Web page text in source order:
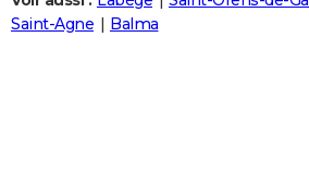
Destinations
City break
Voyage nature
Voyage de noces
Forum
Climat
+
PHOTO
Saint-Agne
Balma